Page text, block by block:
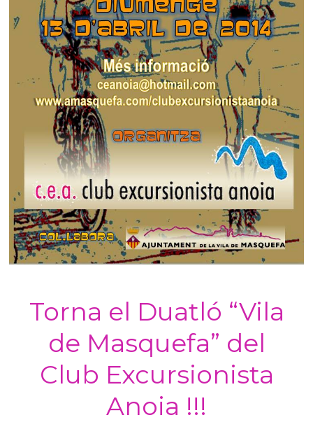
Torna el Duatló “Vila
de Masquefa” del
Club Excursionista
Anoia !!!